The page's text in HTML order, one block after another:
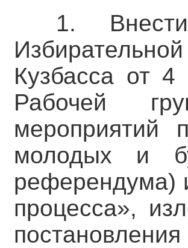
1.
Кузбасса от
Рабочей
мероприятий
молодых и
референдума)
процесса»,